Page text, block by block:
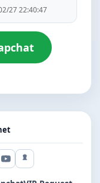
27 22:40:47
YouTubeSnapchat